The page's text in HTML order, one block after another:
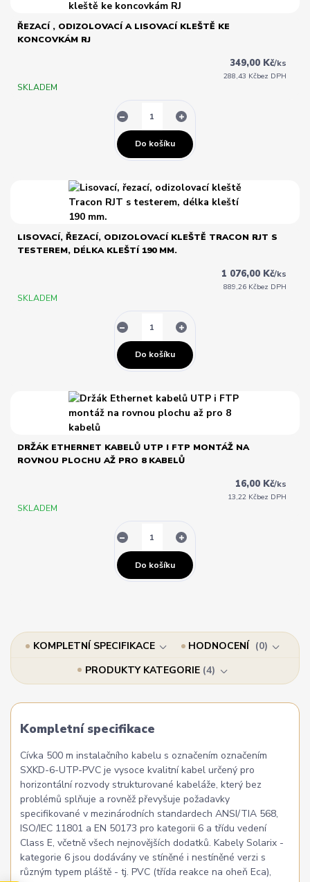
ŘEZACÍ , ODIZOLOVACÍ A LISOVACÍ KLEŠTĚ KE
KONCOVKÁM RJ
349,00 Kč/ks
288,43 Kčbez DPH
SKLADEM
Do košíku
LISOVACÍ, ŘEZACÍ, ODIZOLOVACÍ KLEŠTĚ TRACON RJT S
TESTEREM, DÉLKA KLEŠTÍ 190 MM.
1 076,00 Kč/ks
889,26 Kčbez DPH
SKLADEM
Do košíku
DRŽÁK ETHERNET KABELŮ UTP I FTP MONTÁŽ NA
ROVNOU PLOCHU AŽ PRO 8 KABELŮ
16,00 Kč/ks
13,22 Kčbez DPH
SKLADEM
Do košíku
KOMPLETNÍ SPECIFIKACE HODNOCENÍ
0
PRODUKTY KATEGORIE 4
Kompletní specifikace
Cívka 500 m instalačního kabelu s označením označením
SXKD-6-UTP-PVC je vysoce kvalitní kabel určený pro
horizontální rozvody strukturované kabeláže, který bez
problémů splňuje a rovněž převyšuje požadavky
specifikované v mezinárodních standardech ANSI/TIA 568,
ISO/IEC 11801 a EN 50173 pro kategorii 6 a třídu vedení
Class E, včetně všech nejnovějších dodatků. Kabely Solarix -
kategorie 6 jsou dodávány ve stíněné i nestíněné verzi s
různým typem pláště - tj. PVC (třída reakce na oheň Eca),